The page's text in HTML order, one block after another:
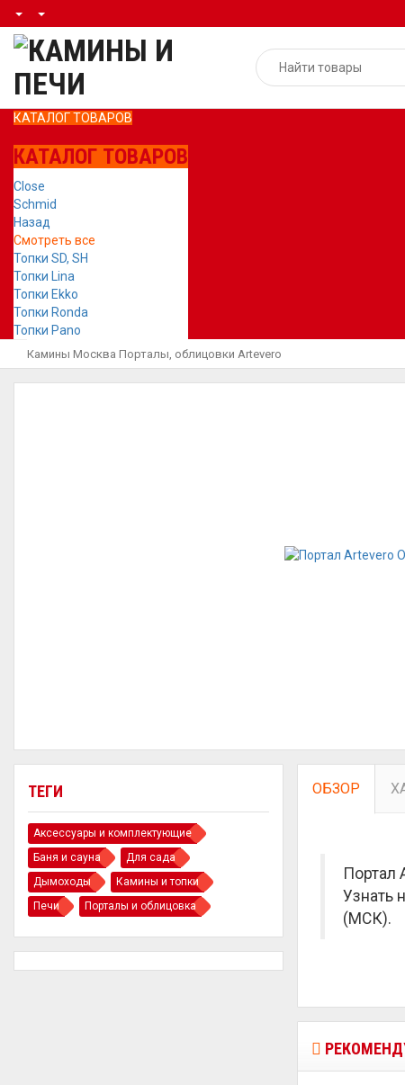
КАТАЛОГ ТОВАРОВ
КАТАЛОГ ТОВАРОВ
Close
Schmid
Назад
Смотреть все
Топки SD, SH
Топки Lina
Топки Ekko
Топки Ronda
Топки Pano
Камины Москва Порталы, облицовки Artevero
ТЕГИ
Аксессуары и комплектующие
Баня и сауна
Для сада
Дымоходы
Камины и топки
Печи
Порталы и облицовка
ОБЗОР
Портал
Узнать
(МСК).